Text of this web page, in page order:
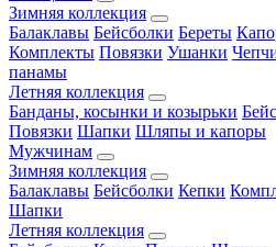
Зимняя коллекция
Балаклавы Бейсболки Береты
Комплекты Повязки Ушанки
панамы
Летняя коллекция
Банданы, косынки и козырьки
Повязки Шапки Шляпы и капоры
Мужчинам
Зимняя коллекция
Балаклавы Бейсболки Кепки
Шапки
Летняя коллекция